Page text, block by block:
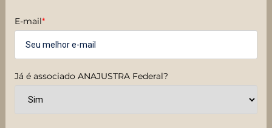
E-mail*
Já é associado ANAJUSTRA Federal?